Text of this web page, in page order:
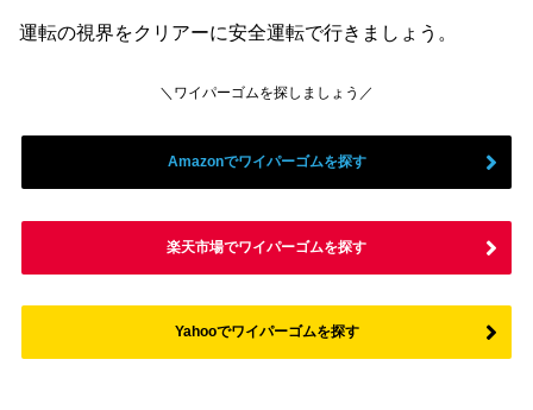
運転の視界をクリアーに安全運転で行きましょう。
＼ワイパーゴムを探しましょう／
Amazonでワイパーゴムを探す
楽天市場でワイパーゴムを探す
Yahooでワイパーゴムを探す